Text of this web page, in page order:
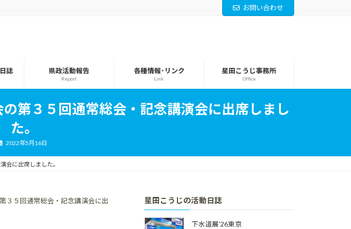
お問い合わせ
誌 県政活動報告
Report
各種情報･リンク
Link
星田こうじ事務所
Office
第３５回通常総会・記念講演会に出席しまし
た。
2022年5月16日
会に出席しました。
３５回通常総会・記念講演会に出
星田こうじの活動日誌
下水道展'26東京